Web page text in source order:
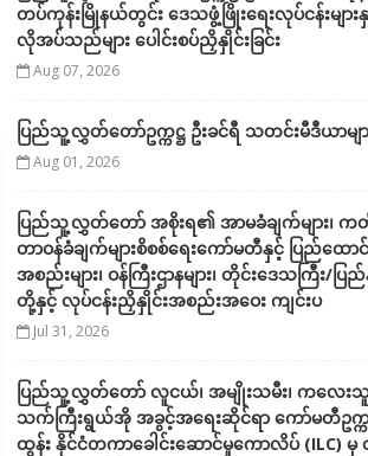
တပ်ကုန်းမြိုနယ်တွင်း ဒေသဖွံ့ဖြိုးရေးလုပ်ငန်းများနှ
လိုအပ်သည်များ ပေါင်းစပ်ညှိနှိုင်းခြင်း
Aug 07, 2026
ပြည်သူ့လွှတ်တော်ဥက္ကဋ္ဌ ဦးခင်ရီ သတင်းမီဒီယာမ
Aug 01, 2026
ပြည်သူ့လွှတ်တော် အစိုးရ၏ အာမခံချက်များ၊ ကတိ
တာဝန်ခံချက်များစိစစ်ရေးကော်မတီနှင့် ပြည်ထ
အစည်းများ၊ ဝန်ကြီးဌာနများ၊ တိုင်းဒေသကြီး/
တို့နှင့် လုပ်ငန်းညှိနှိုင်းအစည်းအဝေး ကျင်းပ
Jul 31, 2026
ပြည်သူ့လွှတ်တော် လူငယ်၊ အမျိုးသမီး၊ ကလေး
သက်ကြီးရွယ်အို အခွင့်အရေးဆိုင်ရာ ကော်မတီဥက္ကဋ္ဌ
ထွန်း နိုင်ငံတကာခေါင်းဆောင်မှုကောလိပ် (ILC) မှ